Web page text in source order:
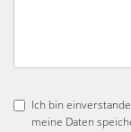
Ich bin
meine Daten